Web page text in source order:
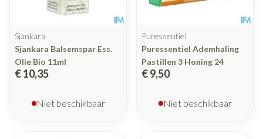
Sjankara
Sjankara Balsemspar Ess.
Olie Bio 11ml
€ 10,35
Niet beschikbaar
Puressentiel
Puressentiel Ademhaling
Pastillen 3 Honing 24
€ 9,50
Niet beschikbaar